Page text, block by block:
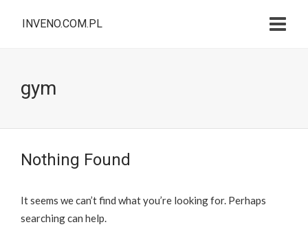
INVENO.COM.PL
gym
Nothing Found
It seems we can’t find what you’re looking for. Perhaps
searching can help.